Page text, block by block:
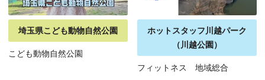
埼玉県こども動物自然公園
こども動物自然公園
ホットスタッフ川越パーク
（川越公園）
フィットネス 地域総合